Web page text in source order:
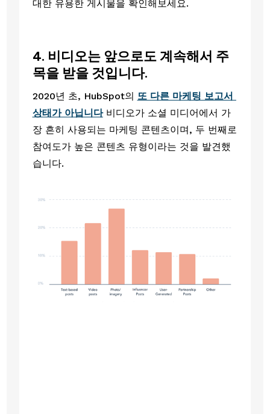
대한 유용한 게시물을 확인해보세요.
4. 비디오는 앞으로도 계속해서 주
목을 받을 것입니다.
2020년 초, HubSpot의 또 다른 마케팅 보고서
상태가 아닙니다 비디오가 소셜 미디어에서 가
장 흔히 사용되는 마케팅 콘텐츠이며, 두 번째로
참여도가 높은 콘텐츠 유형이라는 것을 발견했
습니다.